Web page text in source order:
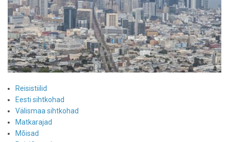
Reisistiilid
Eesti sihtkohad
Välismaa sihtkohad
Matkarajad
Mõisad